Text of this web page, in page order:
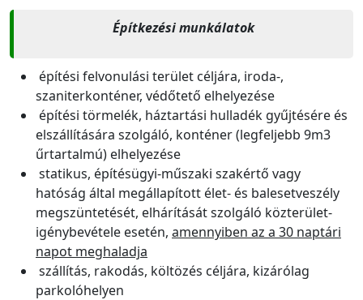
Építkezési munkálatok
építési felvonulási terület céljára, iroda-,
szaniterkonténer, védőtető elhelyezése
építési törmelék, háztartási hulladék gyűjtésére és
elszállítására szolgáló, konténer (legfeljebb 9m3
űrtartalmú) elhelyezése
statikus, építésügyi-műszaki szakértő vagy
hatóság által megállapított élet- és balesetveszély
megszüntetését, elhárítását szolgáló közterület-
igénybevétele esetén, amennyiben az a 30 naptári
napot meghaladja
szállítás, rakodás, költözés céljára, kizárólag
parkolóhelyen